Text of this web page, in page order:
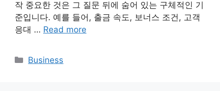
작 중요한 것은 그 질문 뒤에 숨어 있는 구체적인 기
준입니다. 예를 들어, 출금 속도, 보너스 조건, 고객
응대 … Read more
Categories
Business